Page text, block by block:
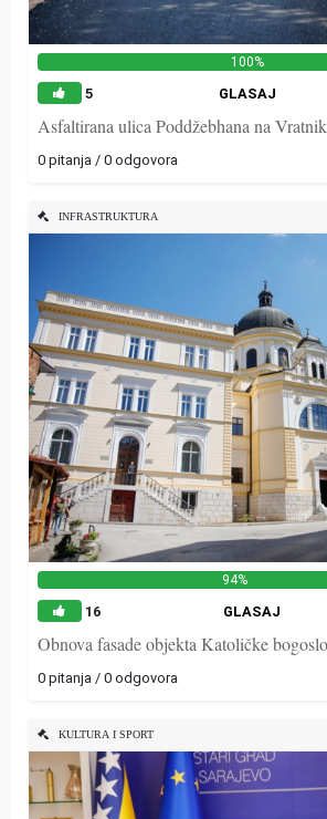
100%
5 GLASAJ
Asfaltirana ulica Poddžebhana na
0 pitanja / 0 odgovora
INFRASTRUKTURA
94%
16 GLASAJ
Obnova fasade objekta Katoličke
0 pitanja / 0 odgovora
KULTURA I SPORT